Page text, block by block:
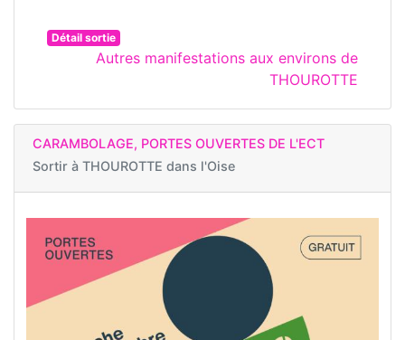
Détail sortie
Autres manifestations aux environs de
THOUROTTE
CARAMBOLAGE, PORTES OUVERTES DE L'ECT
Sortir à THOUROTTE dans l'Oise